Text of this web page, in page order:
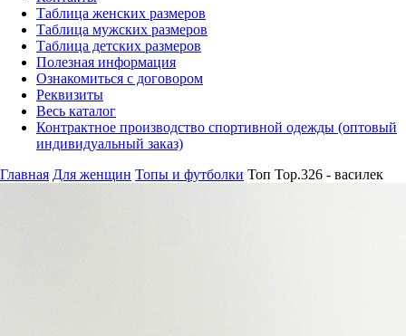
Таблица женских размеров
Таблица мужских размеров
Таблица детских размеров
Полезная информация
Ознакомиться с договором
Реквизиты
Весь каталог
Контрактное производство спортивной одежды (оптовый
индивидуальный заказ)
Главная Для женщин Топы и футболки Топ Top.326 - василек